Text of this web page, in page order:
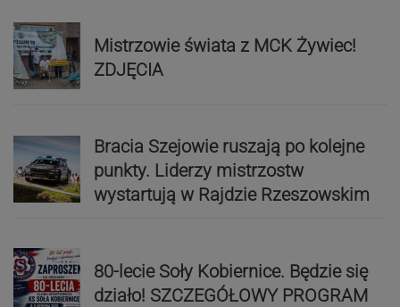
Mistrzowie świata z MCK Żywiec!
ZDJĘCIA
Bracia Szejowie ruszają po kolejne
punkty. Liderzy mistrzostw
wystartują w Rajdzie Rzeszowskim
80-lecie Soły Kobiernice. Będzie się
działo! SZCZEGÓŁOWY PROGRAM